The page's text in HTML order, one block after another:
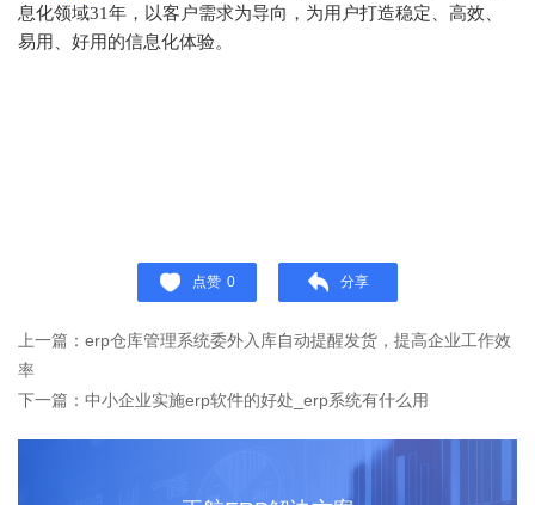
息化领域31年，以客户需求为导向，为用户打造稳定、高效、
易用、好用的信息化体验。
点赞 0 分享
上一篇：erp仓库管理系统委外入库自动提醒发货，提高企业工作效
率
下一篇：中小企业实施erp软件的好处_erp系统有什么用